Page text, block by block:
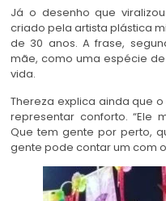
Já o desenho que
criado pela artista plástica
de 30 anos. A frase,
mãe, como uma espécie
vida.
Thereza explica ainda que
representar conforto. “Ele
Que tem gente por perto,
gente pode contar um com